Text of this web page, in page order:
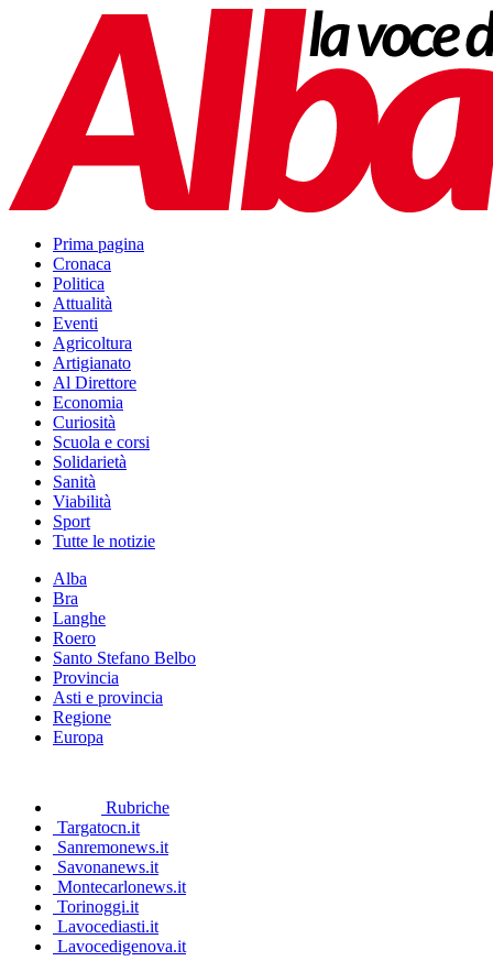
Prima pagina
Cronaca
Politica
Attualità
Eventi
Agricoltura
Artigianato
Al Direttore
Economia
Curiosità
Scuola e corsi
Solidarietà
Sanità
Viabilità
Sport
Tutte le notizie
Alba
Bra
Langhe
Roero
Santo Stefano Belbo
Provincia
Asti e provincia
Regione
Europa
Rubriche
Targatocn.it
Sanremonews.it
Savonanews.it
Montecarlonews.it
Torinoggi.it
Lavocediasti.it
Lavocedigenova.it